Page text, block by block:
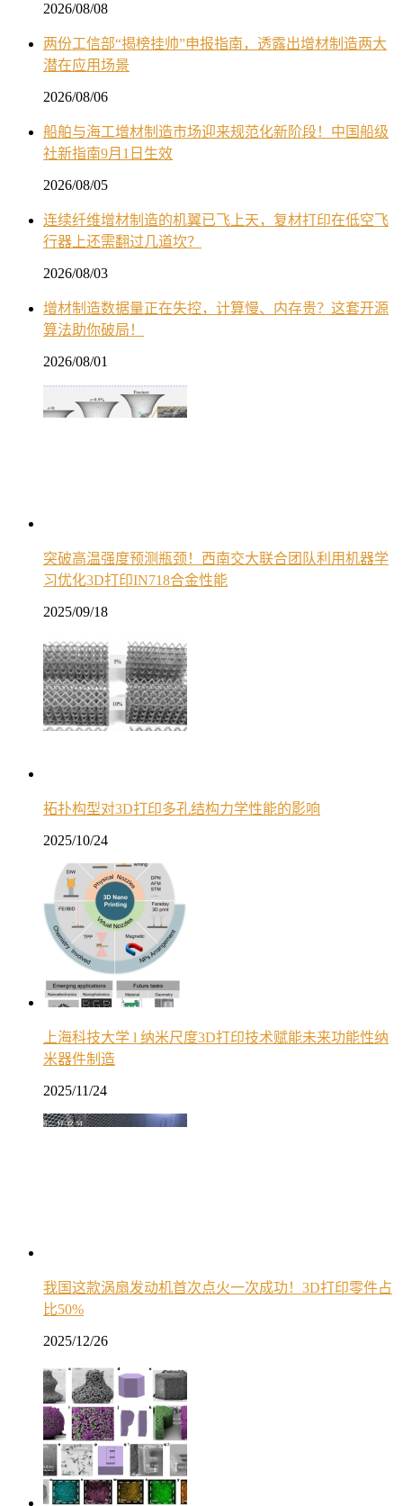
2026/08/08
两份工信部“揭榜挂帅”申报指南，透露出增材制造两大
潜在应用场景
2026/08/06
船舶与海工增材制造市场迎来规范化新阶段！中国船级
社新指南9月1日生效
2026/08/05
连续纤维增材制造的机翼已飞上天，复材打印在低空飞
行器上还需翻过几道坎？
2026/08/03
增材制造数据量正在失控，计算慢、内存贵？这套开源
算法助你破局！
2026/08/01
突破高温强度预测瓶颈！西南交大联合团队利用机器学
习优化3D打印IN718合金性能
2025/09/18
拓扑构型对3D打印多孔结构力学性能的影响
2025/10/24
上海科技大学 l 纳米尺度3D打印技术赋能未来功能性纳
米器件制造
2025/11/24
我国这款涡扇发动机首次点火一次成功！3D打印零件占
比50%
2025/12/26